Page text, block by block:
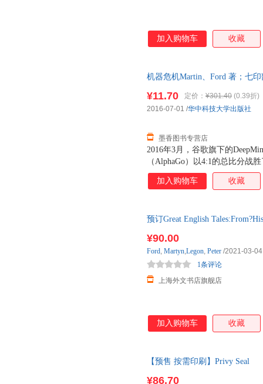
加入购物车 收藏
机器危机Martin、Ford 著；七
2016年3月，谷歌旗下的
（AlphaGo）以4:1的总比分战
石。这是继2011年IBM的超级
Jeopardy!上战胜聪明的人类选
败了世界围棋冠军，很快它将
师、记者和医生。 廉价劳动力
中国和印度的工人已经让许多
的失业。这是比科幻小说里计
¥11.70 定价： ¥301.40 (0.39折)
墨香图书专营店
2016-07-01 /华中科技大学出版社
加入购物车 收藏
预订Great English
¥90.00
上海外文书店旗舰店
1条评论
Ford, Martyn,Legon, Peter /2021-03-04
加入购物车 收藏
【预售 按需印刷】Privy Seal
¥86.70